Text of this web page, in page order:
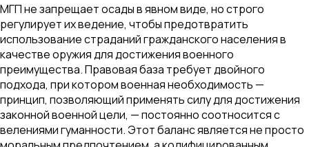
МГП не запрещает осады в явном виде, но строго
регулирует их ведение, чтобы предотвратить
использование страданий гражданского населения в
качестве оружия для достижения военного
преимущества. Правовая база требует двойного
подхода, при котором военная необходимость —
принцип, позволяющий применять силу для достижения
законной военной цели, — постоянно соотносится с
велениями гуманности. Этот баланс является не просто